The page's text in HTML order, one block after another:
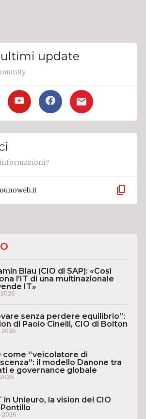
update
content_copy
Blau (CIO di SAP): «Così
l’IT di una multinazionale
IT»
senza perdere equilibrio”:
di Paolo Cinelli, CIO di Bolton
2026
come “veicolatore di
il modello Danone tra
e governance globale
in Unieuro, la vision del CIO
2026